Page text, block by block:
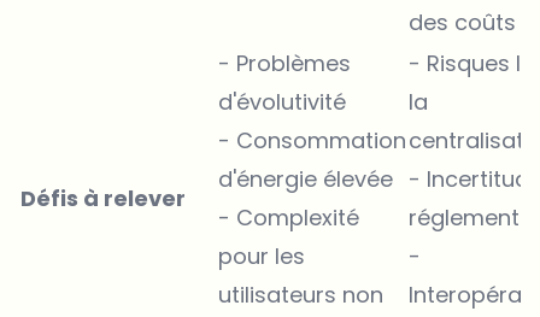
des coûts
Défis à relever
- Problèmes
d'évolutivité
- Consommation
d'énergie élevée
- Complexité
pour les
utilisateurs non
- Risques
la
-
-